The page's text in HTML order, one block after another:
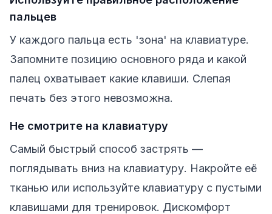
пальцев
У каждого пальца есть 'зона' на клавиатуре.
Запомните позицию основного ряда и какой
палец охватывает какие клавиши. Слепая
печать без этого невозможна.
Не смотрите на клавиатуру
Самый быстрый способ застрять —
поглядывать вниз на клавиатуру. Накройте её
тканью или используйте клавиатуру с пустыми
клавишами для тренировок. Дискомфорт